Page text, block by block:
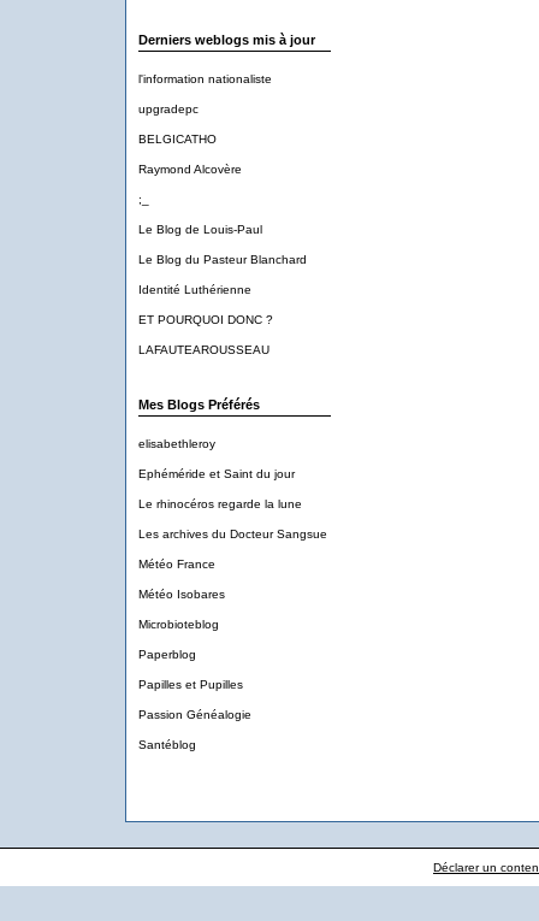
Derniers weblogs mis à jour
l'information nationaliste
upgradepc
BELGICATHO
Raymond Alcovère
;_
Le Blog de Louis-Paul
Le Blog du Pasteur Blanchard
Identité Luthérienne
ET POURQUOI DONC ?
LAFAUTEAROUSSEAU
Mes Blogs Préférés
elisabethleroy
Ephéméride et Saint du jour
Le rhinocéros regarde la lune
Les archives du Docteur Sangsue
Météo France
Météo Isobares
Microbioteblog
Paperblog
Papilles et Pupilles
Passion Généalogie
Santéblog
Déclarer un